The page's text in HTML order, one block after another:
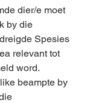
dier/e moet
by die
Spesies
relevant tot
word.
beampte by